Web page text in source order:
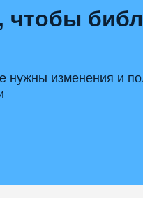
чтобы
нужны изменения и